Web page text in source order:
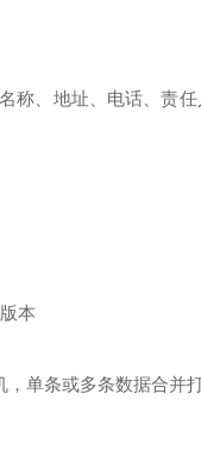
称、地址、电话、责
本
单条或多条数据合并